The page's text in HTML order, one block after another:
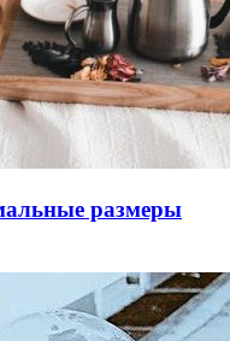
размеры